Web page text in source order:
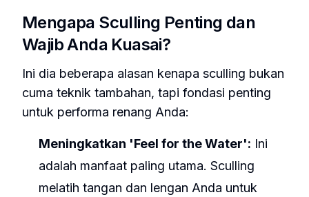
Mengapa Sculling Penting dan
Wajib Anda Kuasai?
Ini dia beberapa alasan kenapa sculling bukan
cuma teknik tambahan, tapi fondasi penting
untuk performa renang Anda:
Meningkatkan 'Feel for the Water': Ini
adalah manfaat paling utama. Sculling
melatih tangan dan lengan Anda untuk